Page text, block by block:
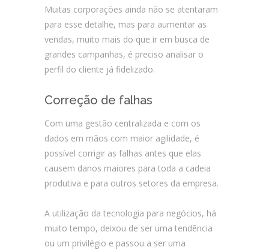
Muitas corporações ainda não se atentaram
para esse detalhe, mas para aumentar as
vendas, muito mais do que ir em busca de
grandes campanhas, é preciso analisar o
perfil do cliente já fidelizado.
Correção de falhas
Com uma gestão centralizada e com os
dados em mãos com maior agilidade, é
possível corrigir as falhas antes que elas
causem danos maiores para toda a cadeia
produtiva e para outros setores da empresa.
A utilização da tecnologia para negócios, há
muito tempo, deixou de ser uma tendência
ou um privilégio e passou a ser uma